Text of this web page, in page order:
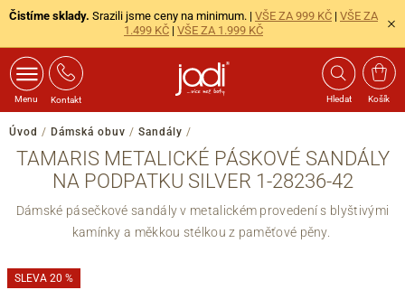
Čistíme sklady. Srazili jsme ceny na minimum. | VŠE ZA 999 KČ | VŠE ZA
1.499 KČ | VŠE ZA 1.999 KČ
Menu Kontakt Hledat Košík
Úvod / Dámská obuv / Sandály /
TAMARIS METALICKÉ PÁSKOVÉ SANDÁLY
NA PODPATKU SILVER 1-28236-42
Dámské pásečkové sandály v metalickém provedení s blyštivými
kamínky a měkkou stélkou z paměťové pěny.
SLEVA 20 %